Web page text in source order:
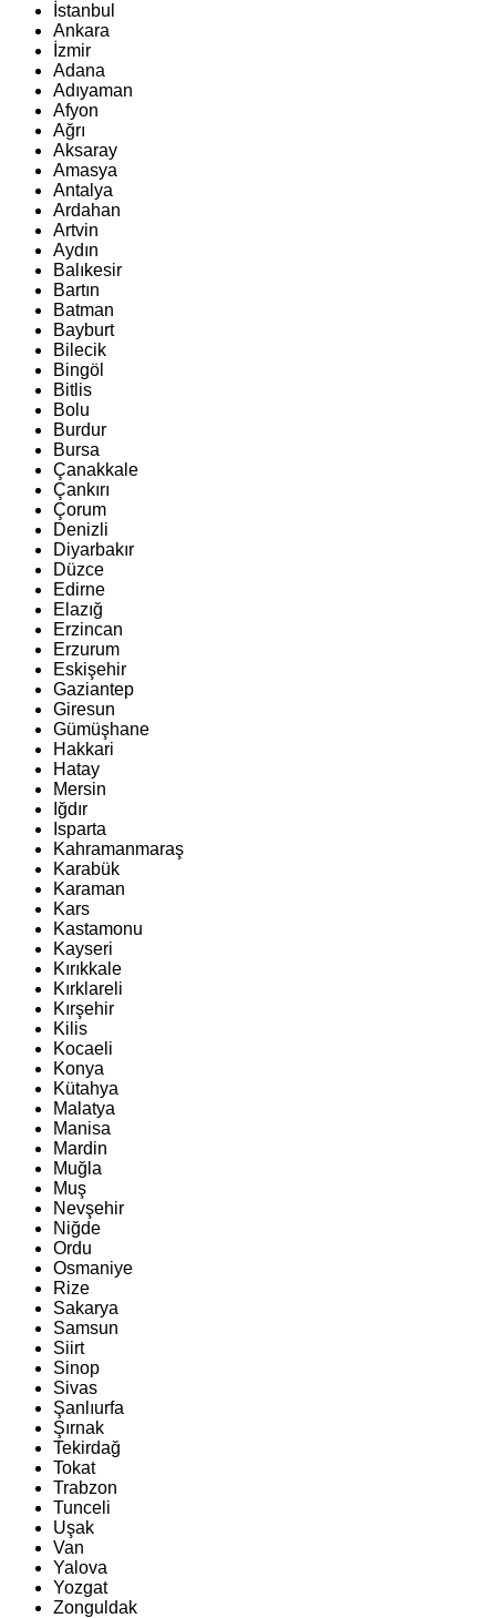
İstanbul
Ankara
İzmir
Adana
Adıyaman
Afyon
Ağrı
Aksaray
Amasya
Antalya
Ardahan
Artvin
Aydın
Balıkesir
Bartın
Batman
Bayburt
Bilecik
Bingöl
Bitlis
Bolu
Burdur
Bursa
Çanakkale
Çankırı
Çorum
Denizli
Diyarbakır
Düzce
Edirne
Elazığ
Erzincan
Erzurum
Eskişehir
Gaziantep
Giresun
Gümüşhane
Hakkari
Hatay
Mersin
Iğdır
Isparta
Kahramanmaraş
Karabük
Karaman
Kars
Kastamonu
Kayseri
Kırıkkale
Kırklareli
Kırşehir
Kilis
Kocaeli
Konya
Kütahya
Malatya
Manisa
Mardin
Muğla
Muş
Nevşehir
Niğde
Ordu
Osmaniye
Rize
Sakarya
Samsun
Siirt
Sinop
Sivas
Şanlıurfa
Şırnak
Tekirdağ
Tokat
Trabzon
Tunceli
Uşak
Van
Yalova
Yozgat
Zonguldak